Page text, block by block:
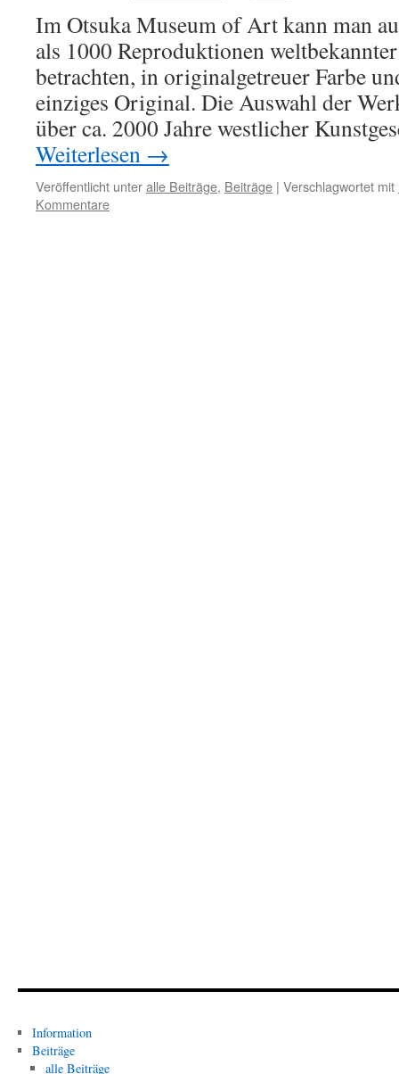
Im Otsuka Museum of Art kann man
als 1000 Reproduktionen
betrachten, in originalgetreuer Farbe
einziges Original. Die Auswahl der
über ca. 2000 Jahre westlicher
Weiterlesen →
Veröffentlicht unteralle Beiträge, Beiträge | Verschlagwortet mit
Kommentare
Information
Beiträge
alle Beiträge